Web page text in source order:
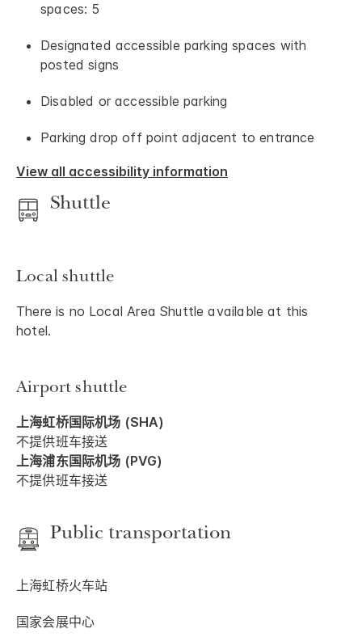
spaces: 5
Designated accessible parking spaces with
posted signs
Disabled or accessible parking
Parking drop off point adjacent to entrance
View all accessibility information
Shuttle
Local shuttle
There is no Local Area Shuttle available at this
hotel.
Airport shuttle
上海虹桥国际机场 (SHA)
不提供班车接送
上海浦东国际机场 (PVG)
不提供班车接送
Public transportation
上海虹桥火车站
国家会展中心